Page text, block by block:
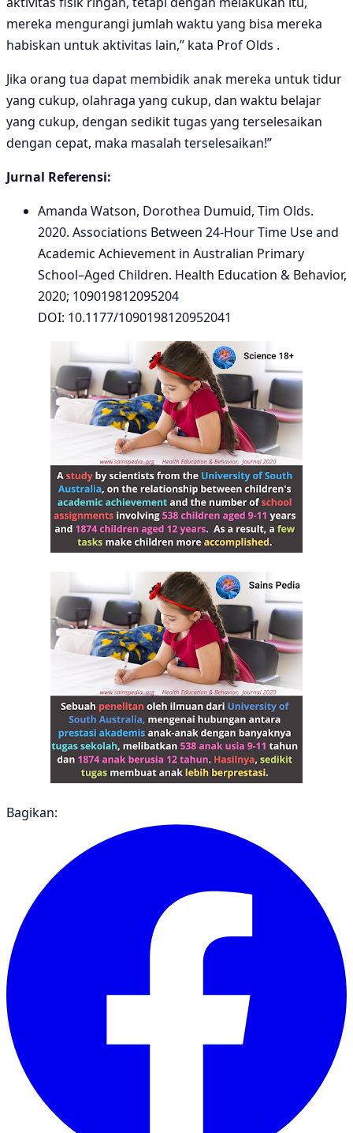
mereka mengurangi jumlah waktu yang bisa mereka
habiskan untuk aktivitas lain,” kata Prof Olds .
Jika orang tua dapat membidik anak mereka untuk tidur
yang cukup, olahraga yang cukup, dan waktu belajar
yang cukup, dengan sedikit tugas yang terselesaikan
dengan cepat, maka masalah terselesaikan!”
Jurnal Referensi:
Amanda Watson, Dorothea Dumuid, Tim Olds.
2020. Associations Between 24-Hour Time Use and
Academic Achievement in Australian Primary
School–Aged Children. Health Education & Behavior,
2020; 109019812095204
DOI: 10.1177/1090198120952041
Bagikan: